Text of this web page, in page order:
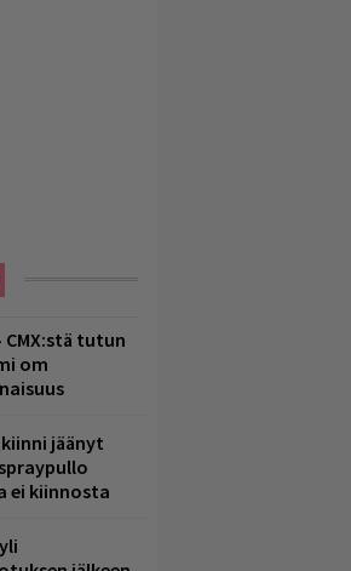
CMX:stä tutun
om
jäänyt
ei kiinnosta